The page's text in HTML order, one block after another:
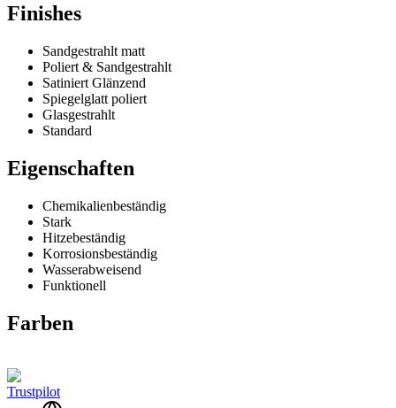
Finishes
Sandgestrahlt matt
Poliert & Sandgestrahlt
Satiniert Glänzend
Spiegelglatt poliert
Glasgestrahlt
Standard
Eigenschaften
Chemikalienbeständig
Stark
Hitzebeständig
Korrosionsbeständig
Wasserabweisend
Funktionell
Farben
Trustpilot